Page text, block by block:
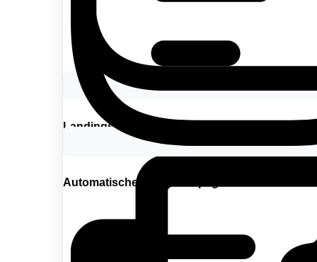
Landingspagina's die converteren
Automatische e-mail campagnes